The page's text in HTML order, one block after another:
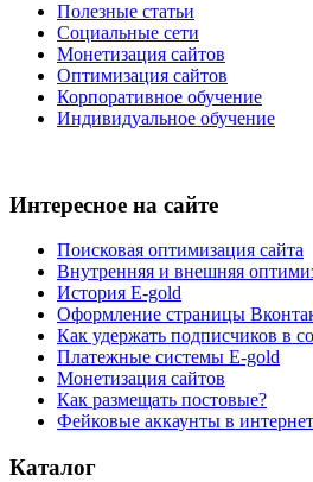
Полезные статьи
Социальные сети
Монетизация сайтов
Оптимизация сайтов
Корпоративное обучение
Индивидуальное обучение
Интересное на сайте
Поисковая оптимизация сайта
Внутренняя и внешняя
История E-gold
Оформление страницы
Как удержать подписчиков в
Платежные системы E-gold
Монетизация сайтов
Как размещать постовые?
Фейковые аккаунты в
Каталог